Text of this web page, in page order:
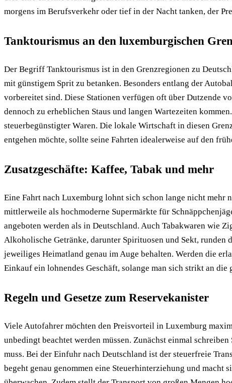
morgens im Berufsverkehr oder tief in der Nacht tanken, der
Tanktourismus an den luxemburgischen
Der Begriff Tanktourismus ist in den Grenzregionen zu
mit günstigem Sprit zu betanken. Besonders entlang der
vorbereitet sind. Diese Stationen verfügen oft über Dutzende
dennoch zu erheblichen Staus und langen Wartezeiten
steuerbegünstigter Waren. Die lokale Wirtschaft in diesen
entgehen möchte, sollte seine Fahrten idealerweise auf den
Zusatzgeschäfte: Kaffee, Tabak und mehr
Eine Fahrt nach Luxemburg lohnt sich schon lange nicht
mittlerweile als hochmoderne Supermärkte für
angeboten werden als in Deutschland. Auch Tabakwaren wie
Alkoholische Getränke, darunter Spirituosen und Sekt,
jeweiliges Heimatland genau im Auge behalten. Werden die
Einkauf ein lohnendes Geschäft, solange man sich strikt an
Regeln und Gesetze zum Reservekanister
Viele Autofahrer möchten den Preisvorteil in Luxemburg
unbedingt beachtet werden müssen. Zunächst einmal
muss. Bei der Einfuhr nach Deutschland ist der steuerfreie
begeht genau genommen eine Steuerhinterziehung und